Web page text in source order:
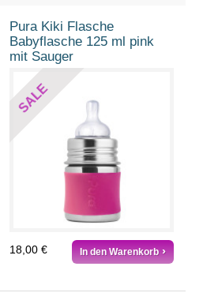
Pura Kiki Flasche
Babyflasche 125 ml pink
mit Sauger
SALE
18,00 € In den Warenkorb